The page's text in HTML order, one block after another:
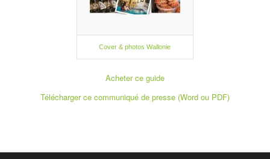
Cover & photos Wallonie
Acheter ce guide
Télécharger ce communiqué de presse (Word ou PDF)